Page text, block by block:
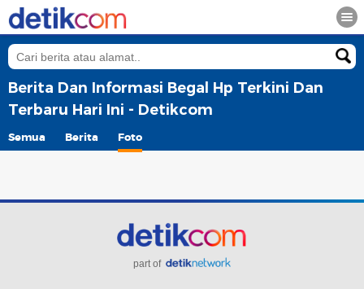
Berita Dan Informasi Begal Hp Terkini Dan
Terbaru Hari Ini - Detikcom
Semua Berita Foto
part of